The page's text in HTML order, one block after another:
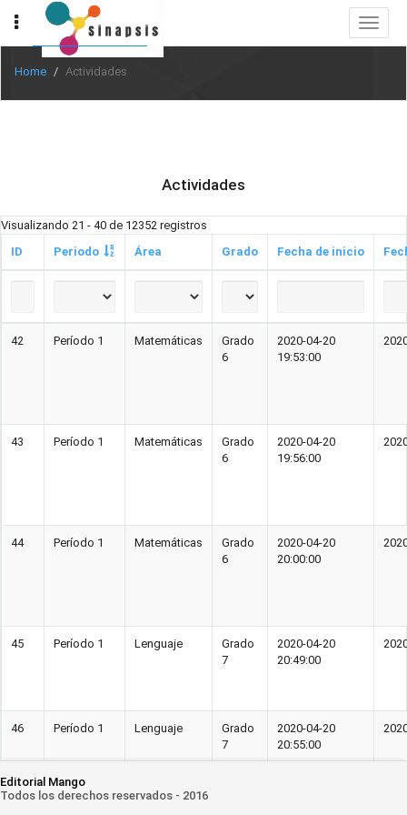
Toggle
Home Actividades
Actividades
Visualizando 21 - 40 de 12352 registros
ID
Periodo Área Grado Fecha de inicio
42 Período 1 Matemáticas
Grado
6
2020-04-20
19:53:00
43 Período 1 Matemáticas
Grado
6
2020-04-20
19:56:00
44 Período 1 Matemáticas
Grado
6
2020-04-20
20:00:00
45 Período 1 Lenguaje
Grado
7
2020-04-20
20:49:00
46 Período 1 Lenguaje
Grado
7
2020-04-20
20:55:00
Editorial Mango
Todos los derechos reservados - 2016